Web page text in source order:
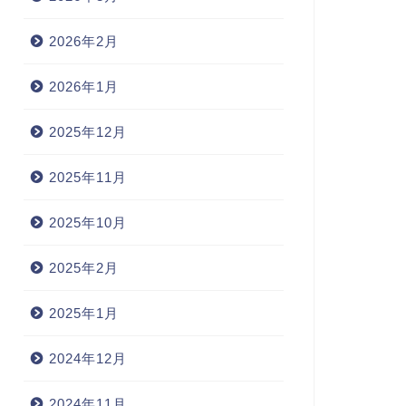
2026年2月
2026年1月
2025年12月
2025年11月
2025年10月
2025年2月
2025年1月
2024年12月